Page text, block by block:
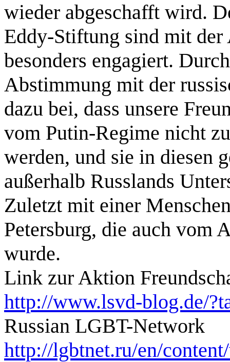
wieder abgeschafft wird.
Eddy-Stiftung sind mit der
besonders engagiert.
Abstimmung mit der
dazu bei, dass unsere
vom Putin-Regime nicht
werden, und sie in diesen
außerhalb Russlands
Zuletzt mit einer
Petersburg, die auch vom
wurde.
Link zur Aktion
http://www.lsvd-blog.de/
Russian LGBT-Network
http://lgbtnet.ru/en/